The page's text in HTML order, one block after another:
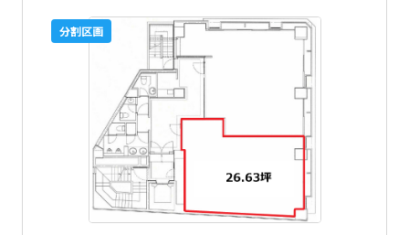
分割区画